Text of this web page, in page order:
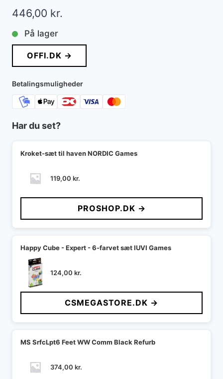
446,00 kr.
På lager
OFFI.DK →
Betalingsmuligheder
Har du set?
Kroket-sæt til haven NORDIC Games
119,00 kr.
PROSHOP.DK →
Happy Cube - Expert - 6-farvet sæt IUVI Games
124,00 kr.
CSMEGASTORE.DK →
MS SrfcLpt6 Feet WW Comm Black Refurb
374,00 kr.